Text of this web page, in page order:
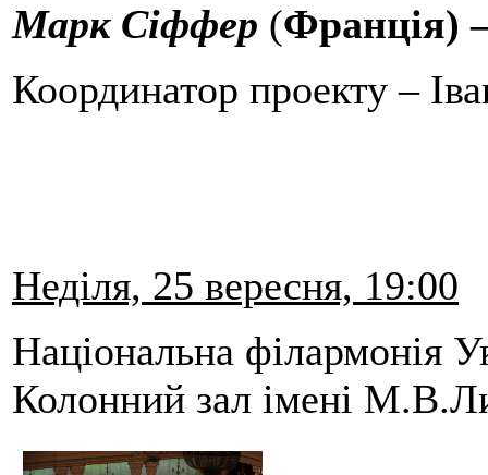
Марк Сіффер (Франція)
Координатор проекту –
Неділя, 25 вересня, 19:00
Національна філармонія
Колонний зал імені